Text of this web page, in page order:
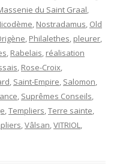
du Saint Graal,
, Nostradamus, Old
, Philalethes, pleurer,
, Rabelais, réalisation
, Rose-Croix,
, Saint-Empire, Salomon,
, Suprêmes Conseils,
,Templiers,Terre sainte,
,Vâlsan,VITRIOL,